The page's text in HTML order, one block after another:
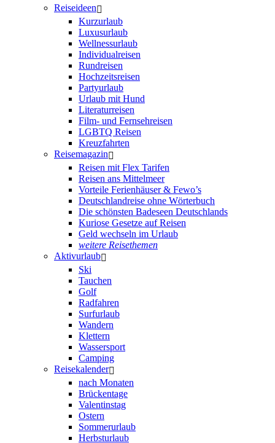
Reiseideen
Kurzurlaub
Luxusurlaub
Wellnessurlaub
Individualreisen
Rundreisen
Hochzeitsreisen
Partyurlaub
Urlaub mit Hund
Literaturreisen
Film- und Fernsehreisen
LGBTQ Reisen
Kreuzfahrten
Reisemagazin
Reisen mit Flex Tarifen
Reisen ans Mittelmeer
Vorteile Ferienhäuser & Fewo’s
Deutschlandreise ohne Wörterbuch
Die schönsten Badeseen Deutschlands
Kuriose Gesetze auf Reisen
Geld wechseln im Urlaub
weitere Reisethemen
Aktivurlaub
Ski
Tauchen
Golf
Radfahren
Surfurlaub
Wandern
Klettern
Wassersport
Camping
Reisekalender
nach Monaten
Brückentage
Valentinstag
Ostern
Sommerurlaub
Herbsturlaub